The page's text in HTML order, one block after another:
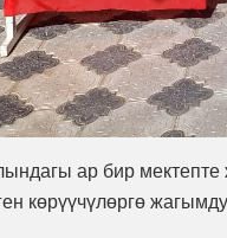
ар бир мектепте
көрүүчүлөргө